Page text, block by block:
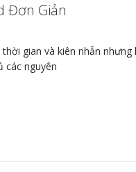
Đơn Giản
gian và kiên nhẫn nhưng
các nguyên